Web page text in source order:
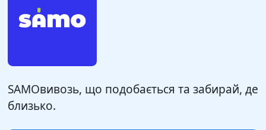
SAMOвивозь, що подобається та забирай, де
близько.